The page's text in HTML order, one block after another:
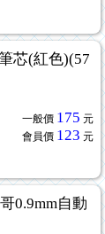
芯(紅色)(57
一般價 175 元
會員價 123 元
0.9mm自動